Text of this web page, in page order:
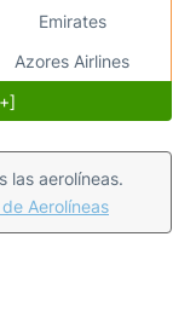
Emirates
Azores Airlines
las aerolíneas.
Aerolíneas